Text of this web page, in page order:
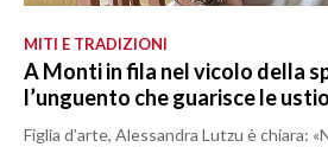
MITI E TRADIZIONI
A Monti in fila nel vicolo della
l’unguento che guarisce le
Figlia d’arte, Alessandra Lutzu è chiara: